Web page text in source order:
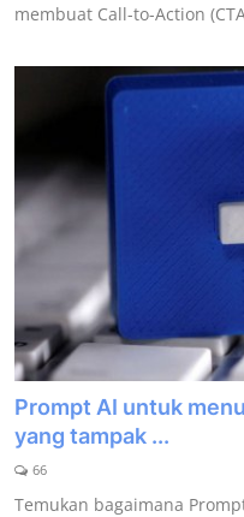
membuat Call-to-Action
Prompt AI untuk
yang tampak ...
66
Temukan bagaimana